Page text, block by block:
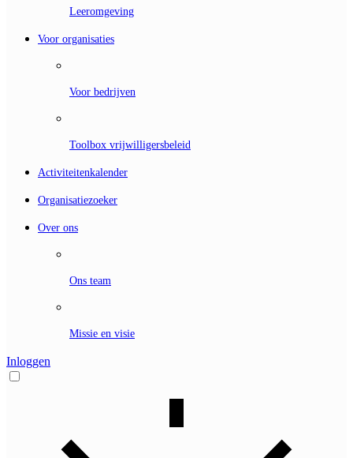
Leeromgeving
Voor organisaties
Voor bedrijven
Toolbox vrijwilligersbeleid
Activiteitenkalender
Organisatiezoeker
Over ons
Ons team
Missie en visie
Inloggen